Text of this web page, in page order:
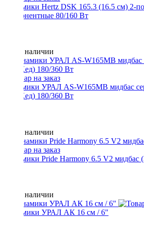
Динамики Hertz DSK 165.3 (16.5 см) 2-
компонентные 80/160 Вт
Нет в наличии
Динамики УРАЛ AS-W165MB мидбас
(ВарХед) 180/360 Вт
Нет в наличии
Динамики Pride Harmony 6.5 V2 мидбас
Нет в наличии
Динамики УРАЛ АК 16 см / 6"